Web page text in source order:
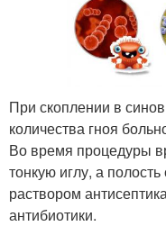
При скоплении в
количества гноя
Во время процедуры
тонкую иглу, а
раствором
антибиотики.